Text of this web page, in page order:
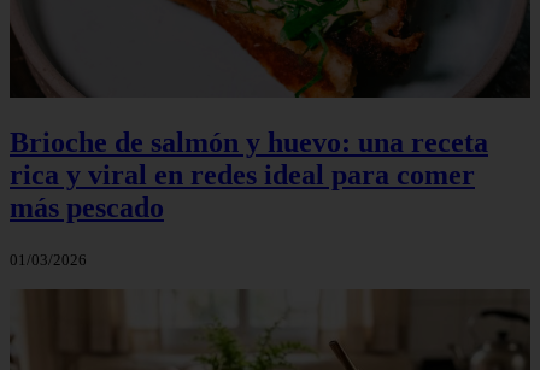
Brioche de salmón y huevo: una receta
rica y viral en redes ideal para comer
más pescado
01/03/2026